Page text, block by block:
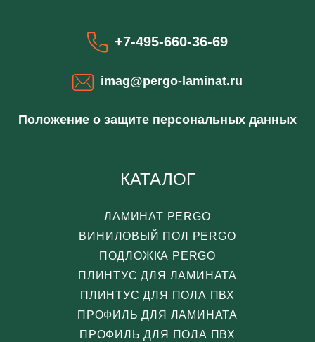
+7-495-660-36-69
imag@pergo-laminat.ru
Положение о защите персональных данных
КАТАЛОГ
ЛАМИНАТ PERGO
ВИНИЛОВЫЙ ПОЛ PERGO
ПОДЛОЖКА PERGO
ПЛИНТУС ДЛЯ ЛАМИНАТА
ПЛИНТУС ДЛЯ ПОЛА ПВХ
ПРОФИЛЬ ДЛЯ ЛАМИНАТА
ПРОФИЛЬ ДЛЯ ПОЛА ПВХ